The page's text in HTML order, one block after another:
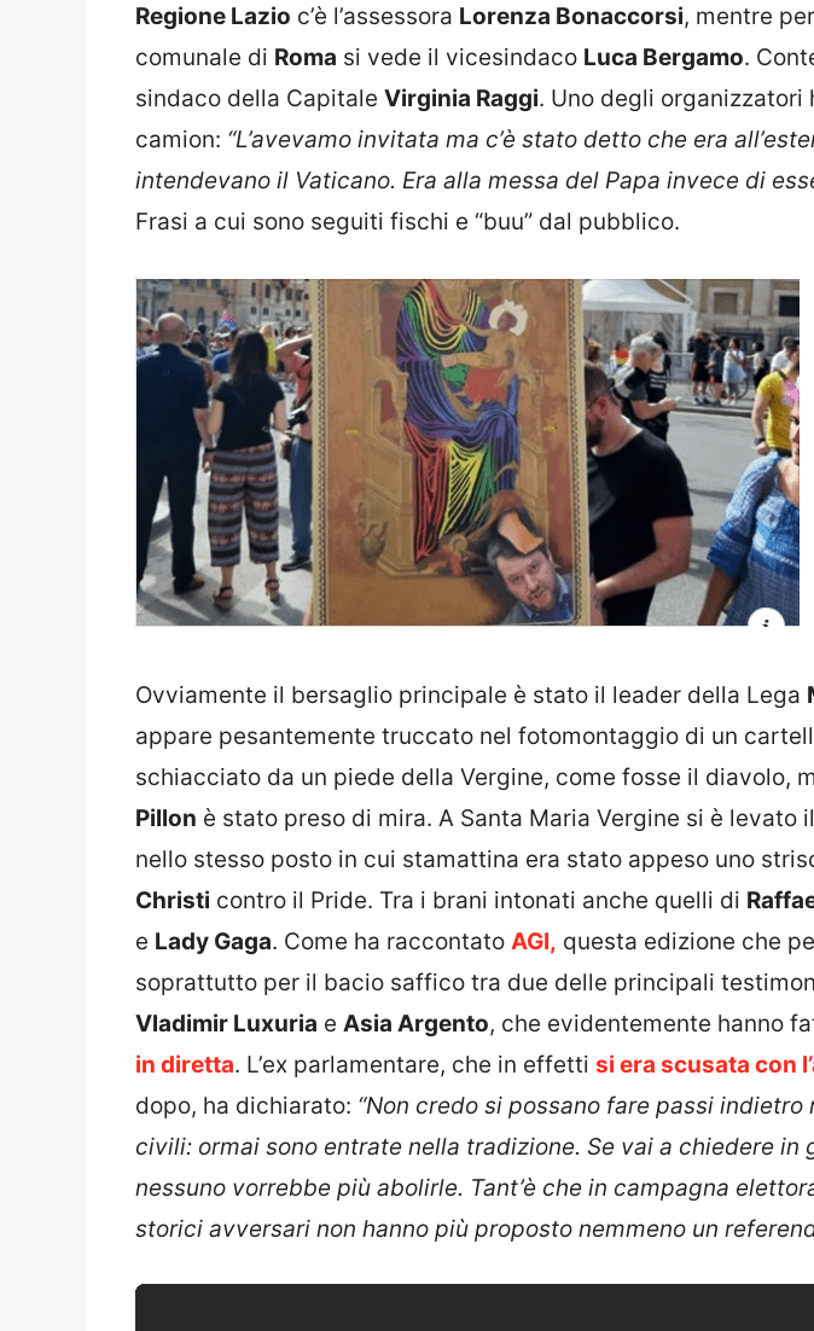
Regione Lazio c’è l’assessora Lorenza Bonaccorsi, mentre
comunale di Roma si vede il vicesindaco Luca Bergamo.
sindaco della Capitale Virginia Raggi. Uno degli organizzatori
camion: “L’avevamo invitata ma c’è stato detto che era
intendevano il Vaticano. Era alla messa del Papa invece di
Frasi a cui sono seguiti fischi e “buu” dal pubblico.
Ovviamente il bersaglio principale è stato il leader della Lega
appare pesantemente truccato nel fotomontaggio di un
schiacciato da un piede della Vergine, come fosse il diavolo,
Pillon è stato preso di mira. A Santa Maria Vergine si è levato il
nello stesso posto in cui stamattina era stato appeso uno
Christi contro il Pride. Tra i brani intonati anche quelli di
e Lady Gaga. Come ha raccontato AGI, questa edizione che
soprattutto per il bacio saffico tra due delle principali
Vladimir Luxuria e Asia Argento, che evidentemente hanno
in diretta. L’ex parlamentare, che in effetti si era scusata con
dopo, ha dichiarato: “Non credo si possano fare passi
civili: ormai sono entrate nella tradizione. Se vai a chiedere in
nessuno vorrebbe più abolirle. Tant’è che in campagna
storici avversari non hanno più proposto nemmeno un